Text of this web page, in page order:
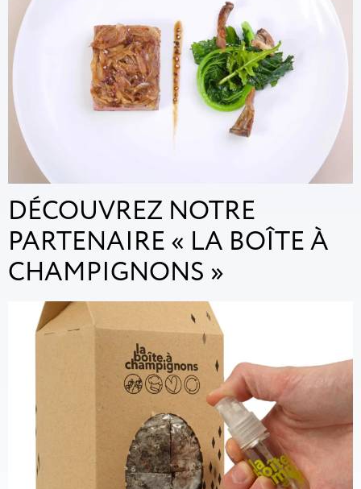
DÉCOUVREZ NOTRE
PARTENAIRE « LA BOÎTE À
CHAMPIGNONS »